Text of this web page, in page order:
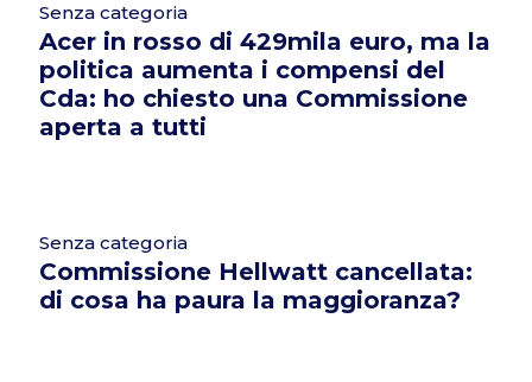
Senza categoria
Acer in rosso di 429mila euro, ma la
politica aumenta i compensi del
Cda: ho chiesto una Commissione
aperta a tutti
Senza categoria
Commissione Hellwatt cancellata:
di cosa ha paura la maggioranza?